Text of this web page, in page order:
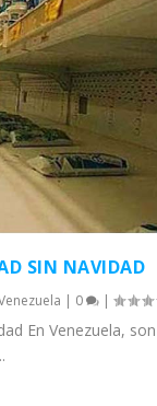
SIN NAVIDAD
| 0 |
En Venezuela, son